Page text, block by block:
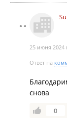
25 июня 2024
Ответ на
снова
0